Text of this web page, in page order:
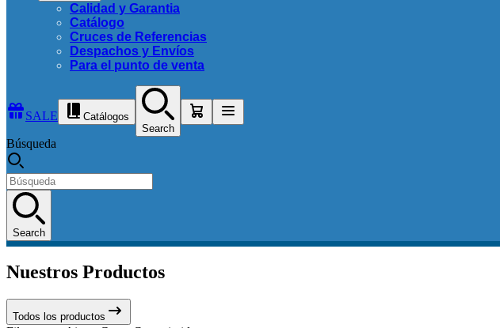
Calidad y Garantia
Catálogo
Cruces de Referencias
Despachos y Envíos
Para el punto de venta
SALE
Catálogos
Search
Búsqueda
Search
Nuestros Productos
Todos los productos